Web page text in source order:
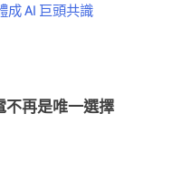
成 AI 巨頭共識
不再是唯一選擇